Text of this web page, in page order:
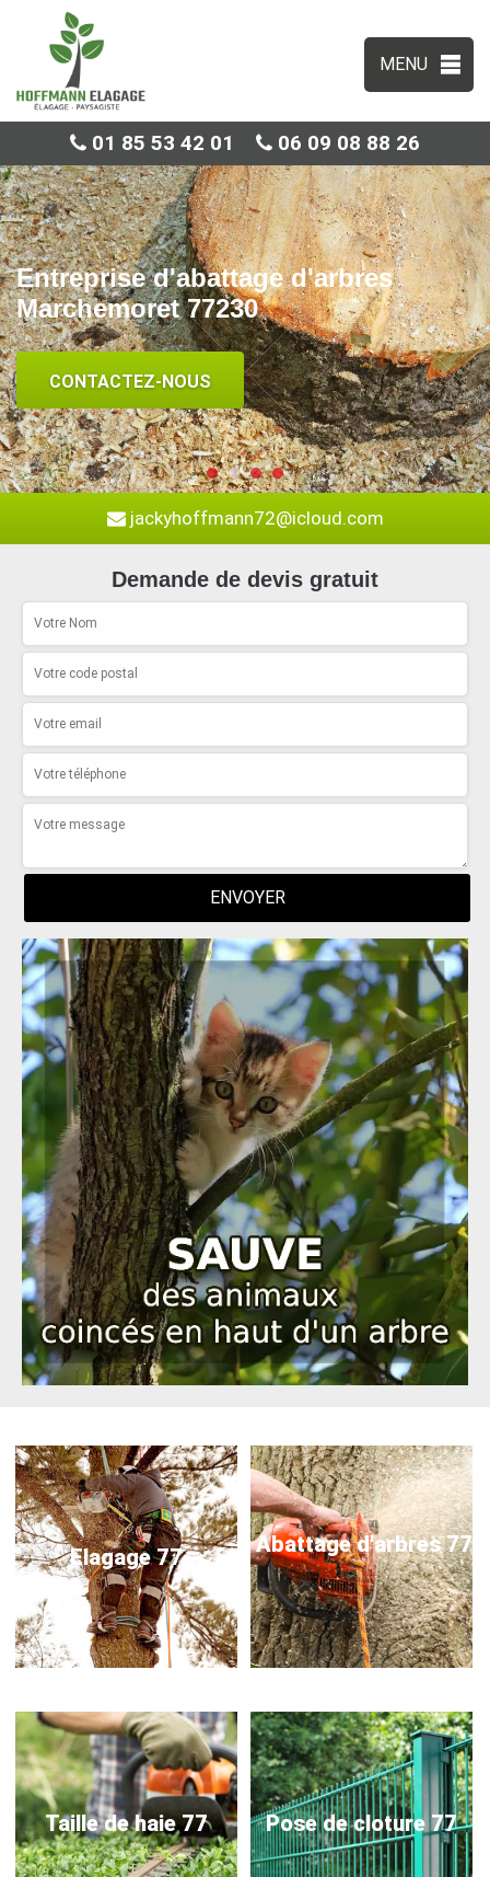
MENU
01 85 53 42 01 06 09 08 88 26
Entreprise d'abattage d'arbres
Marchemoret 77230
CONTACTEZ-NOUS
jackyhoffmann72@icloud.com
Demande de devis gratuit
Elagage 77 Abattage d'arbres 77
Taille de haie 77 Pose de cloture 77